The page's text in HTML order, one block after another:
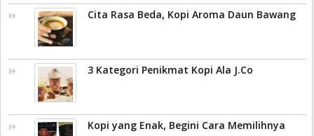
Cita Rasa Beda, Kopi Aroma Daun Bawang
3 Kategori Penikmat Kopi Ala J.Co
Kopi yang Enak, Begini Cara Memilihnya